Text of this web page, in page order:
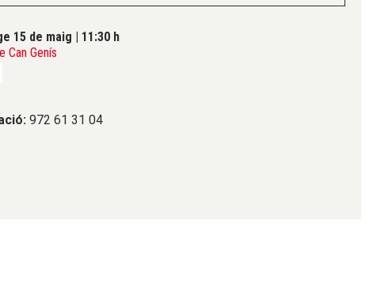
15 de maig | 11:30 h
Can Genís
972 61 31 04